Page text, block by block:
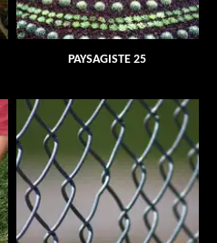
PAYSAGISTE 25